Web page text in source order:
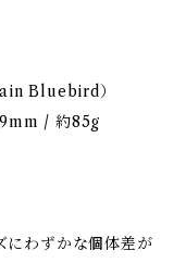
Bluebird）
/ 約85g
にわずかな個体差が